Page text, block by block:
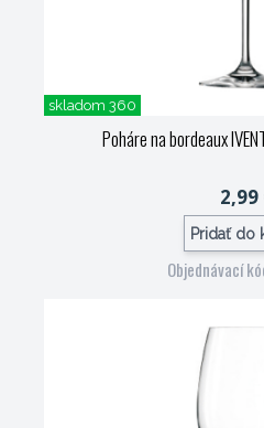
skladom 360
Poháre na bordeaux
2,99
Pridať do
Objednávací